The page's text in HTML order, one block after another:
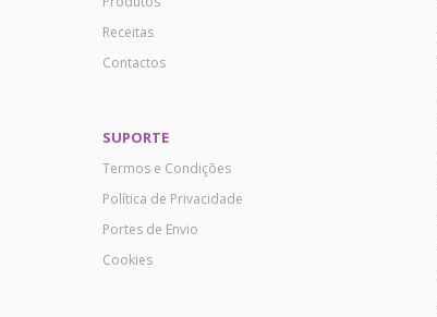
Receitas
Contactos
SUPORTE
Termos e Condições
Política de Privacidade
Portes de Envio
Cookies